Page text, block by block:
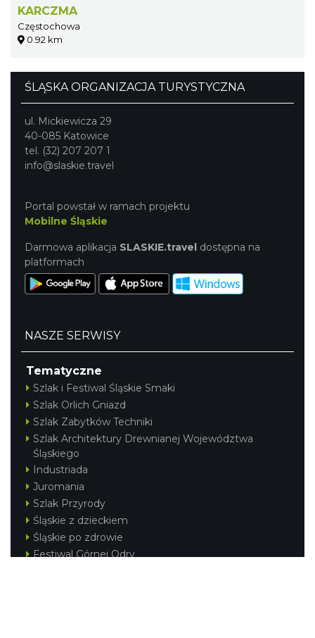
KARCZMA
Częstochowa
0.92 km
ŚLĄSKA ORGANIZACJA TURYSTYCZNA
ul. Mickiewicza 29
40-085 Katowice
tel. (32) 207 207 1
info@slaskie.travel
Portal powstał w ramach projektu
Mobilne Śląskie
Darmowa aplikacja SLASKIE.travel dostępna na
platformach
NASZE SERWISY
Tematyczne
Szlak i Festiwal Śląskie Smaki
Szlak Orlich Gniazd
Szlak Zabytków Techniki
Szlak Architektury Drewnianej Województwa
Śląskiego
Industriada
Juromania
Szlak Przyrody
Śląskie z dzieckiem
Śląskie po zdrowie
Festiwal Górnej Odry